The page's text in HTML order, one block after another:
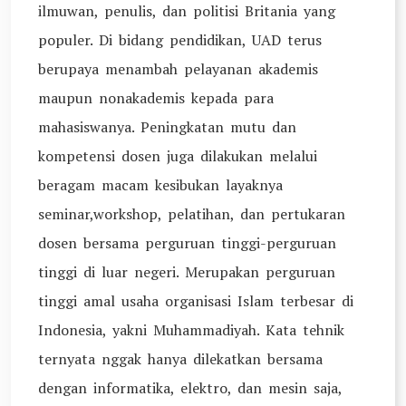
ilmuwan, penulis, dan politisi Britania yang
populer. Di bidang pendidikan, UAD terus
berupaya menambah pelayanan akademis
maupun nonakademis kepada para
mahasiswanya. Peningkatan mutu dan
kompetensi dosen juga dilakukan melalui
beragam macam kesibukan layaknya
seminar,workshop, pelatihan, dan pertukaran
dosen bersama perguruan tinggi-perguruan
tinggi di luar negeri. Merupakan perguruan
tinggi amal usaha organisasi Islam terbesar di
Indonesia, yakni Muhammadiyah. Kata tehnik
ternyata nggak hanya dilekatkan bersama
dengan informatika, elektro, dan mesin saja,